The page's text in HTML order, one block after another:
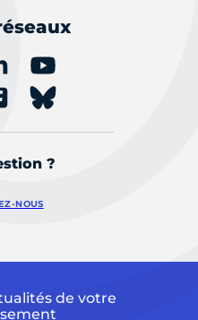
?
NOUS
de votre